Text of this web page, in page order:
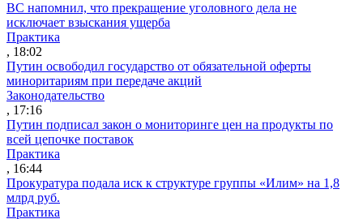
ВС напомнил, что прекращение уголовного дела не
исключает взыскания ущерба
Практика
, 18:02
Путин освободил государство от обязательной оферты
миноритариям при передаче акций
Законодательство
, 17:16
Путин подписал закон о мониторинге цен на продукты по
всей цепочке поставок
Практика
, 16:44
Прокуратура подала иск к структуре группы «Илим» на 1,8
млрд руб.
Практика